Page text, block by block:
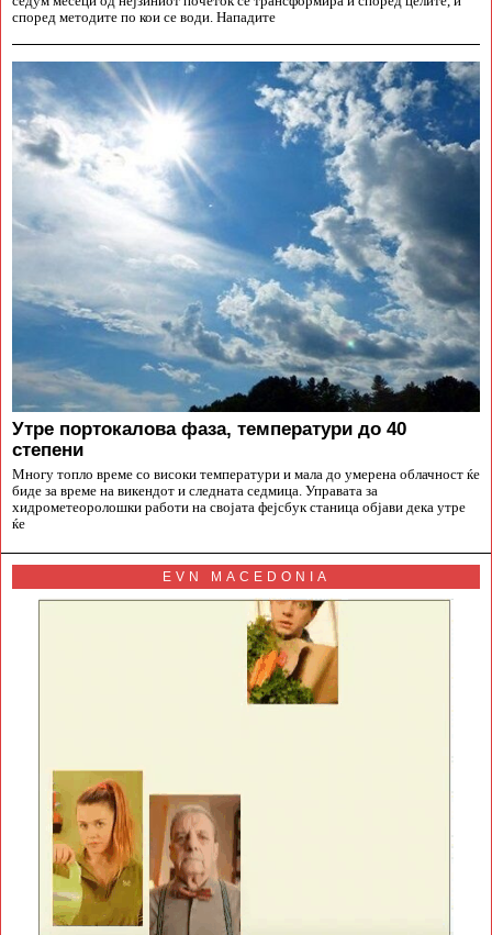
според методите по кои се води. Нападите
Утре портокалова фаза, температури до 40
степени
Многу топло време со високи температури и мала до умерена облачност ќе
биде за време на викендот и следната седмица. Управата за
хидрометеоролошки работи на својата фејсбук станица објави дека утре
ќе
EVN MACEDONIA